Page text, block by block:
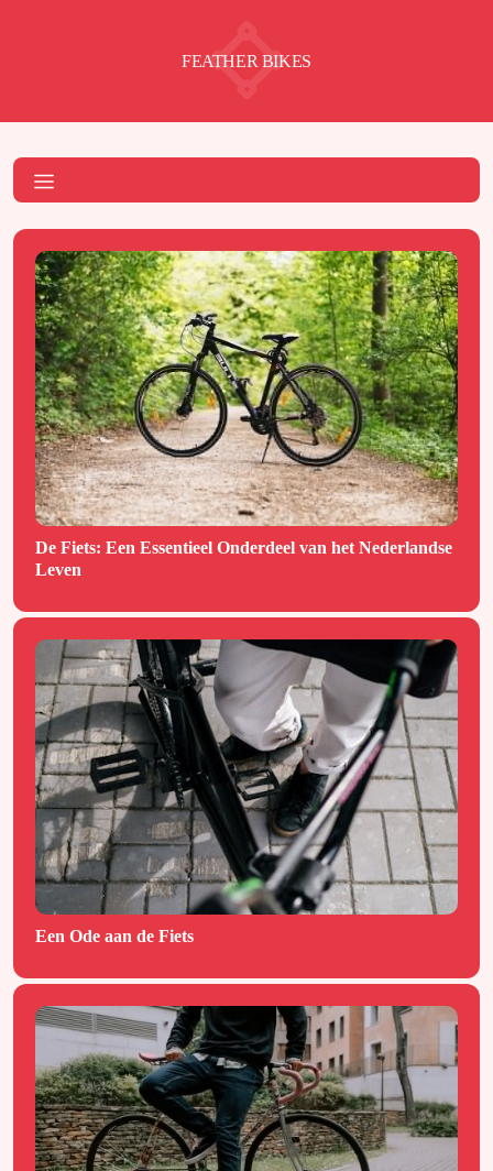
FEATHER BIKES
De Fiets: Een Essentieel Onderdeel van het Nederlandse
Leven
Een Ode aan de Fiets